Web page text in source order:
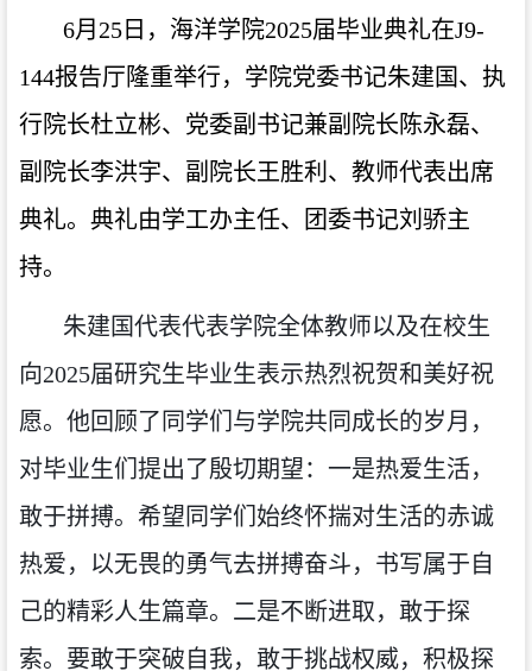
6月25日 ，海洋学院2025届毕业典礼在J9-
144报告厅隆重举行，学院党委书记朱建国、执
行院长杜立彬、党委副书记兼副院长陈永磊、
副院长李洪宇、副院长王胜利、教师代表出席
典礼。典礼由学工办主任、团委书记刘骄主
持。
朱建国代表代表学院全体教师以及在校生
向2025届研究生毕业生表示热烈祝贺和美好祝
愿。他回顾了同学们与学院共同成长的岁月，
对毕业生们提出了殷切期望：一是热爱生活，
敢于拼搏。希望同学们始终怀揣对生活的赤诚
热爱，以无畏的勇气去拼搏奋斗，书写属于自
己的精彩人生篇章。二是不断进取，敢于探
索。要敢于突破自我，敢于挑战权威，积极探